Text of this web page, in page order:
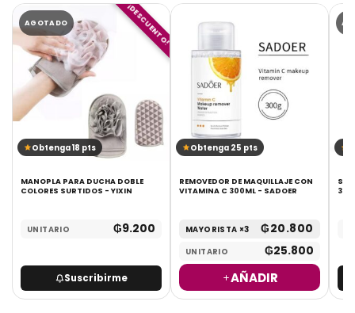
AGOTADO ¡DESCUENTO!
Obtenga 18 pts
MANOPLA PARA DUCHA DOBLE
COLORES SURTIDOS - YIXIN
UNITARIO ₲9.200
Suscribirme
Obtenga 25 pts
REMOVEDOR DE MAQUILLAJE CON
VITAMINA C 300ML - SADOER
MAYORISTA ×3 ₲20.800
UNITARIO ₲25.800
AÑADIR